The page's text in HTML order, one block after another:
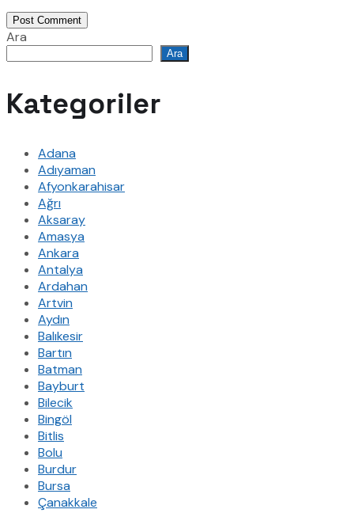
Post Comment
Ara
Ara
Kategoriler
Adana
Adıyaman
Afyonkarahisar
Ağrı
Aksaray
Amasya
Ankara
Antalya
Ardahan
Artvin
Aydın
Balıkesir
Bartın
Batman
Bayburt
Bilecik
Bingöl
Bitlis
Bolu
Burdur
Bursa
Çanakkale